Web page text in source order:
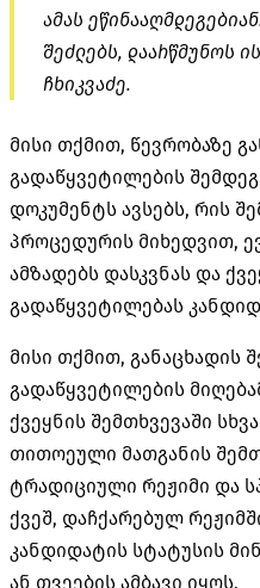
ამას
შეძლებს, დაარწმუნოს
ჩხიკვაძე.
მისი თქმით, წევრობაზე
გადაწყვეტილების
დოკუმენტს ავსებს, რის
პროცედურის მიხედვით,
ამზადებს დასკვნას და
გადაწყვეტილებას
მისი თქმით, განაცხადის
გადაწყვეტილების
ქვეყნის შემთხვევაში
თითოეული მათგანის
ტრადიციული რეჟიმი და
ქვეშ, დაჩქარებულ
კანდიდატის სტატუსის
ან თვეების ამბავი იყოს.